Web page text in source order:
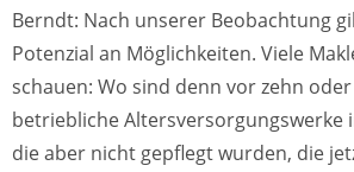
Berndt: Nach unserer Beobachtung
Potenzial an Möglichkeiten. Viele
schauen: Wo sind denn vor zehn oder
betriebliche Altersversorgungswerke
die aber nicht gepflegt wurden, die